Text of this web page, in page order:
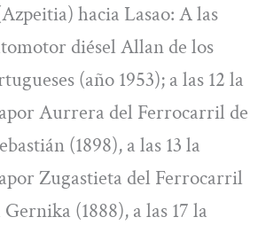
hacia Lasao: A las
diésel Allan de los
(año 1953); a las 12 la
Aurrera del Ferrocarril de
(1898), a las 13 la
Zugastieta del Ferrocarril
(1888), a las 17 la